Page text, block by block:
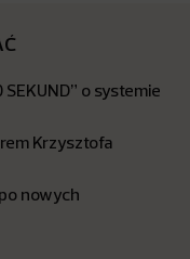
o systemie
Krzysztofa
nowych